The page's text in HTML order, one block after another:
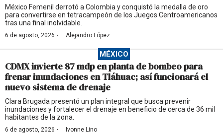
México Femenil derrotó a Colombia y conquistó la medalla de oro
para convertirse en tetracampeón de los Juegos Centroamericanos
tras una final inolvidable.
6 de agosto, 2026 · Alejandro López
MÉXICO
CDMX invierte 87 mdp en planta de bombeo para
frenar inundaciones en Tláhuac; así funcionará el
nuevo sistema de drenaje
Clara Brugada presentó un plan integral que busca prevenir
inundaciones y fortalecer el drenaje en beneficio de cerca de 36 mil
habitantes de la zona.
6 de agosto, 2026 · Ivonne Lino